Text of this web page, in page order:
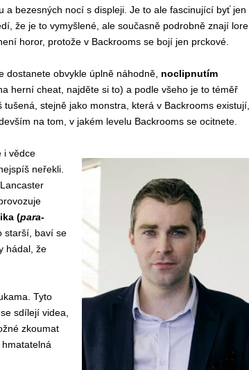
a bezesných nocí s displeji. Je to ale fascinující byť jen
že je to vymyšlené, ale současně podrobně znají
horor, protože v Backrooms se bojí jen prckové.
dostanete obvykle úplně náhodně, noclipnutím
herní cheat, najděte si to) a podle všeho je to téměř
stejně jako monstra, která v Backrooms existují,
na tom, v jakém levelu Backrooms se ocitnete.
i vědce
neřekli.
(para-
starší, baví se
hádal, že
Tyto
sdílejí videa,
zkoumat